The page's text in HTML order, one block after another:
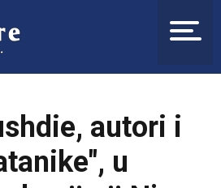
autori i
u